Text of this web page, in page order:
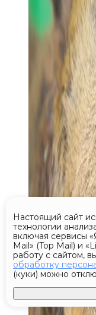
Настоящий сайт
технологии
включая сервисы
Mail» (Top Mail) и
работу с сайтом,
обработку
(куки) можно